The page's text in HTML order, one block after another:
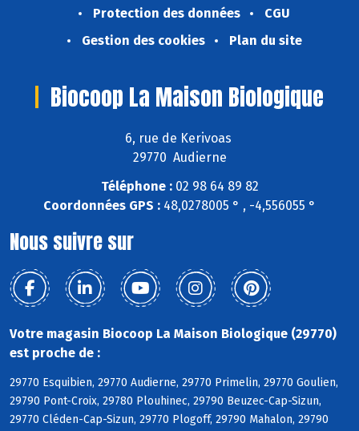
Protection des données
CGU
Gestion des cookies
Plan du site
Biocoop La Maison Biologique
6, rue de Kerivoas
29770 Audierne
Téléphone :02 98 64 89 82
Coordonnées GPS : 48,0278005 ° , -4,556055 °
Nous suivre sur
Votre magasin Biocoop La Maison Biologique (29770)
est proche de :
29770 Esquibien, 29770 Audierne, 29770 Primelin, 29770 Goulien,
29790 Pont-Croix, 29780 Plouhinec, 29790 Beuzec-Cap-Sizun,
29770 Cléden-Cap-Sizun, 29770 Plogoff, 29790 Mahalon, 29790